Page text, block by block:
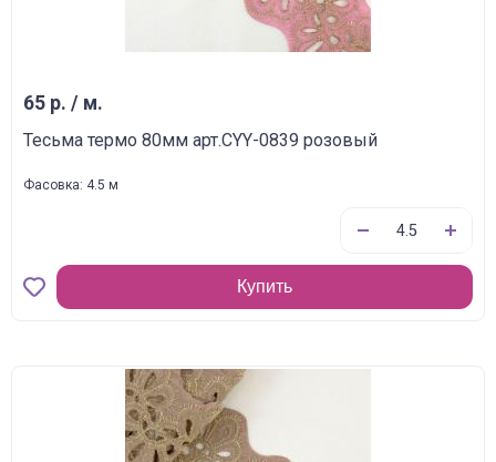
65 р. / м.
Тесьма термо 80мм арт.CYY-0839 розовый
Фасовка: 4.5 м
Купить